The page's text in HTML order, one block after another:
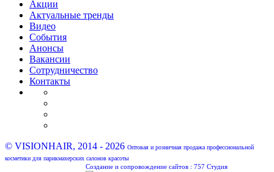
Акции
Актуальные тренды
Видео
События
Анонсы
Вакансии
Сотрудничество
Контакты
© VISIONHAIR, 2014 - 2026 Оптовая и розничная продажа профессиональной
косметики для парикмахерских салонов красоты
Создание и сопровождение сайтов : 757 Студия